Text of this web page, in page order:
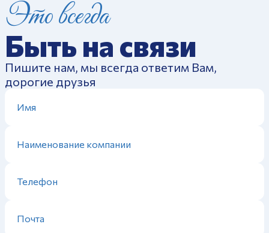
Это всегда
Быть на связи
Пишите нам, мы всегда ответим Вам,
дорогие друзья